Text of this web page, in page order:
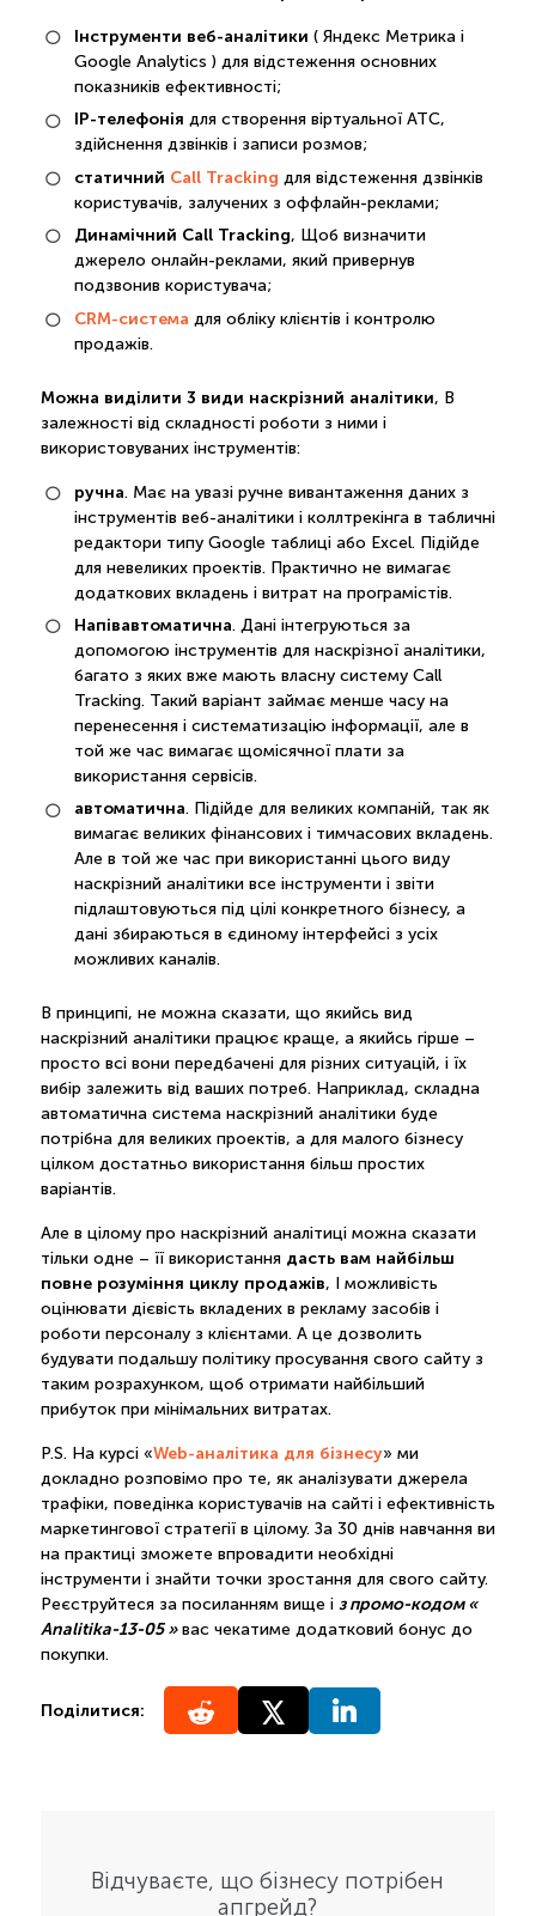
Інструменти веб-аналітики ( Яндекс Метрика і
Google Analytics ) для відстеження основних
показників ефективності;
IP-телефонія для створення віртуальної АТС,
здійснення дзвінків і записи розмов;
статичний Call Tracking для відстеження дзвінків
користувачів, залучених з оффлайн-реклами;
Динамічний Call Tracking, Щоб визначити
джерело онлайн-реклами, який привернув
подзвонив користувача;
CRM-система для обліку клієнтів і контролю
продажів.
Можна виділити 3 види наскрізний аналітики, В
залежності від складності роботи з ними і
використовуваних інструментів:
ручна. Має на увазі ручне вивантаження даних з
інструментів веб-аналітики і коллтрекінга в табличні
редактори типу Google таблиці або Excel. Підійде
для невеликих проектів. Практично не вимагає
додаткових вкладень і витрат на програмістів.
Напівавтоматична. Дані інтегруються за
допомогою інструментів для наскрізної аналітики,
багато з яких вже мають власну систему Call
Tracking. Такий варіант займає менше часу на
перенесення і систематизацію інформації, але в
той же час вимагає щомісячної плати за
використання сервісів.
автоматична. Підійде для великих компаній, так як
вимагає великих фінансових і тимчасових вкладень.
Але в той же час при використанні цього виду
наскрізний аналітики все інструменти і звіти
підлаштовуються під цілі конкретного бізнесу, а
дані збираються в єдиному інтерфейсі з усіх
можливих каналів.
В принципі, не можна сказати, що якийсь вид
наскрізний аналітики працює краще, а якийсь гірше –
просто всі вони передбачені для різних ситуацій, і їх
вибір залежить від ваших потреб. Наприклад, складна
автоматична система наскрізний аналітики буде
потрібна для великих проектів, а для малого бізнесу
цілком достатньо використання більш простих
варіантів.
Але в цілому про наскрізний аналітиці можна сказати
тільки одне – її використання дасть вам найбільш
повне розуміння циклу продажів, І можливість
оцінювати дієвість вкладених в рекламу засобів і
роботи персоналу з клієнтами. А це дозволить
будувати подальшу політику просування свого сайту з
таким розрахунком, щоб отримати найбільший
прибуток при мінімальних витратах.
P.S. На курсі «Web-аналітика для бізнесу» ми
докладно розповімо про те, як аналізувати джерела
трафіки, поведінка користувачів на сайті і ефективність
маркетингової стратегії в цілому. За 30 днів навчання ви
на практиці зможете впровадити необхідні
інструменти і знайти точки зростання для свого сайту.
Реєструйтеся за посиланням вище і з промо-кодом «
Analitika-13-05 »вас чекатиме додатковий бонус до
покупки.
Поділитися:
Відчуваєте, що бізнесу потрібен
апгрейд?